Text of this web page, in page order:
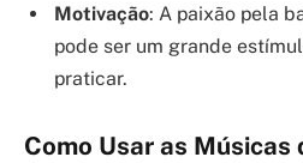
Motivação: A paixão pela
pode ser um grande
praticar.
Como Usar as Músicas